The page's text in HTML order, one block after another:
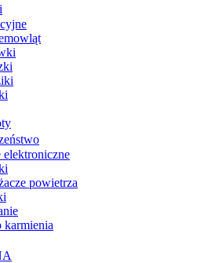
elektroniczne
powietrza
karmienia